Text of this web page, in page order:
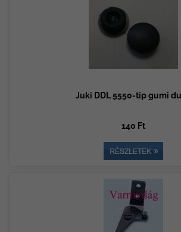
Juki DDL 5550-tip gumi
140 Ft